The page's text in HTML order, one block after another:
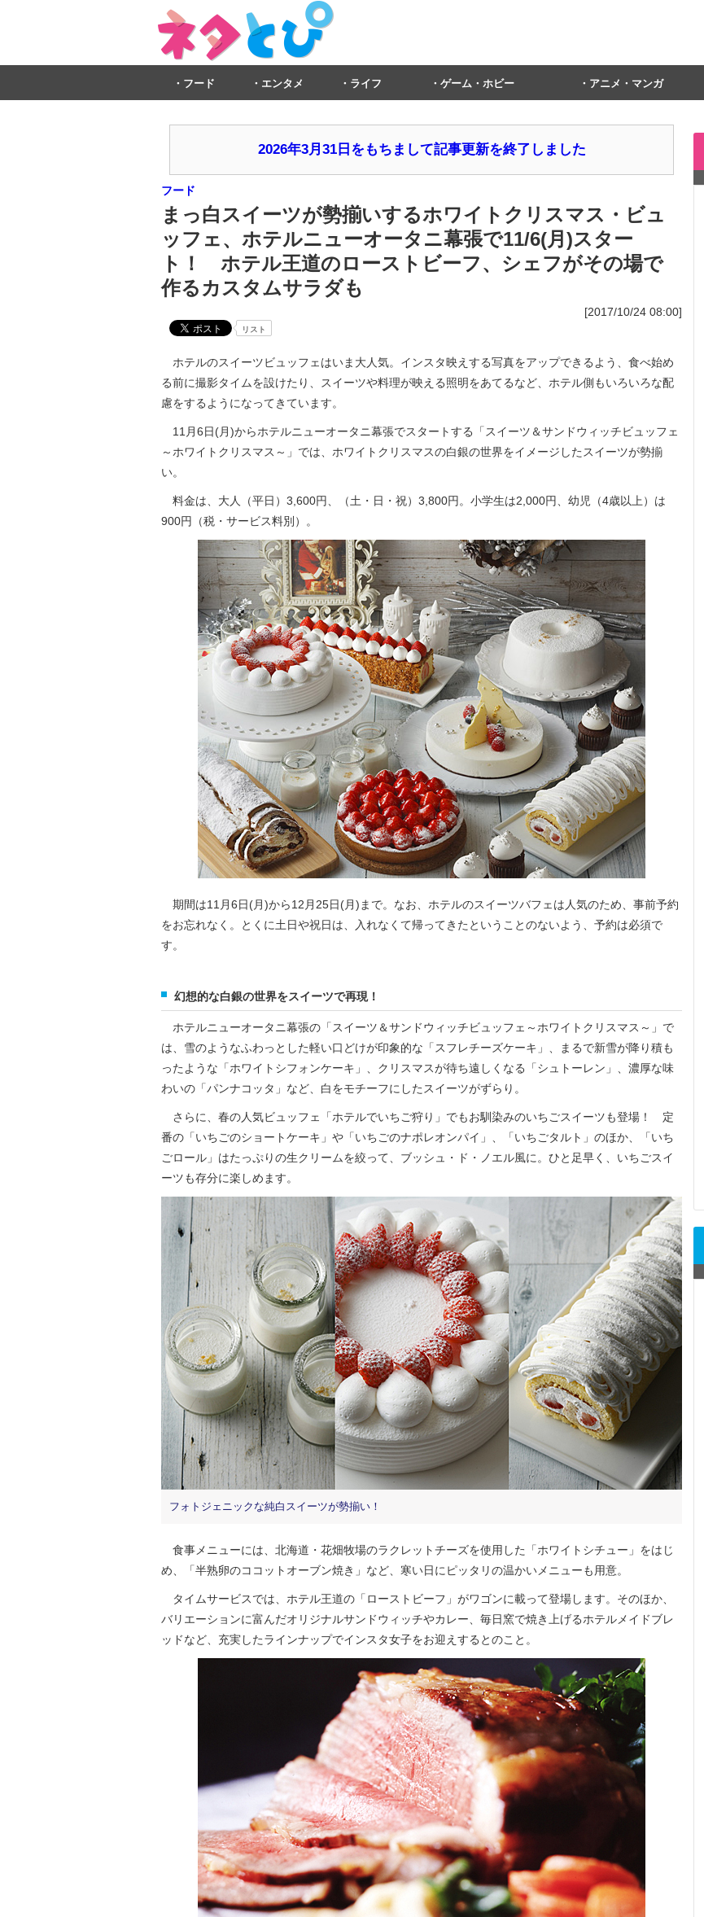
フード エンタメ ライフ ゲーム・ホビー アニメ・マンガ
2026年3月31日をもちまして記事更新を終了しました
フード
まっ白スイーツが勢揃いするホワイトクリスマス・ビュ
ッフェ、ホテルニューオータニ幕張で11/6(月)スター
ト！ ホテル王道のローストビーフ、シェフがその場で
作るカスタムサラダも
[2017/10/24 08:00]
リスト
ホテルのスイーツビュッフェはいま大人気。インスタ映えする写真をアップできるよう、食べ始め
る前に撮影タイムを設けたり、スイーツや料理が映える照明をあてるなど、ホテル側もいろいろな配
慮をするようになってきています。
11月6日(月)からホテルニューオータニ幕張でスタートする「スイーツ＆サンドウィッチビュッフェ
～ホワイトクリスマス～」では、ホワイトクリスマスの白銀の世界をイメージしたスイーツが勢揃
い。
料金は、大人（平日）3,600円、（土・日・祝）3,800円。小学生は2,000円、幼児（4歳以上）は
900円（税・サービス料別）。
期間は11月6日(月)から12月25日(月)まで。なお、ホテルのスイーツバフェは人気のため、事前予約
をお忘れなく。とくに土日や祝日は、入れなくて帰ってきたということのないよう、予約は必須で
す。
幻想的な白銀の世界をスイーツで再現！
ホテルニューオータニ幕張の「スイーツ＆サンドウィッチビュッフェ～ホワイトクリスマス～」で
は、雪のようなふわっとした軽い口どけが印象的な「スフレチーズケーキ」、まるで新雪が降り積も
ったような「ホワイトシフォンケーキ」、クリスマスが待ち遠しくなる「シュトーレン」、濃厚な味
わいの「パンナコッタ」など、白をモチーフにしたスイーツがずらり。
さらに、春の人気ビュッフェ「ホテルでいちご狩り」でもお馴染みのいちごスイーツも登場！ 定
番の「いちごのショートケーキ」や「いちごのナポレオンパイ」、「いちごタルト」のほか、「いち
ごロール」はたっぷりの生クリームを絞って、ブッシュ・ド・ノエル風に。ひと足早く、いちごスイ
ーツも存分に楽しめます。
フォトジェニックな純白スイーツが勢揃い！
食事メニューには、北海道・花畑牧場のラクレットチーズを使用した「ホワイトシチュー」をはじ
め、「半熟卵のココットオーブン焼き」など、寒い日にピッタリの温かいメニューも用意。
タイムサービスでは、ホテル王道の「ローストビーフ」がワゴンに載って登場します。そのほか、
バリエーションに富んだオリジナルサンドウィッチやカレー、毎日窯で焼き上げるホテルメイドブレ
ッドなど、充実したラインナップでインスタ女子をお迎えするとのこと。